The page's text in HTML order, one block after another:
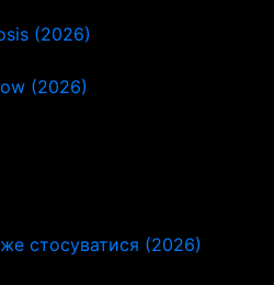
(2026)
(2026)
стосуватися (2026)